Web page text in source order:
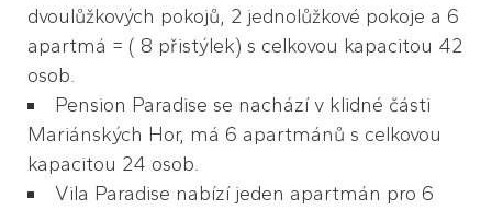
dvoulůžkových pokojů, 2 jednolůžkové pokoje a 6
apartmá = ( 8 přistýlek) s celkovou kapacitou 42
osob.
Pension Paradise se nachází v klidné části
Mariánských Hor, má 6 apartmánů s celkovou
kapacitou 24 osob.
Vila Paradise nabízí jeden apartmán pro 6